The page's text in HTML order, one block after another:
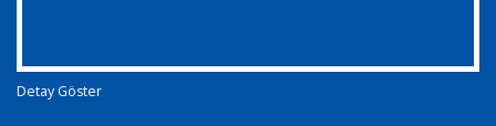
Detay Göster